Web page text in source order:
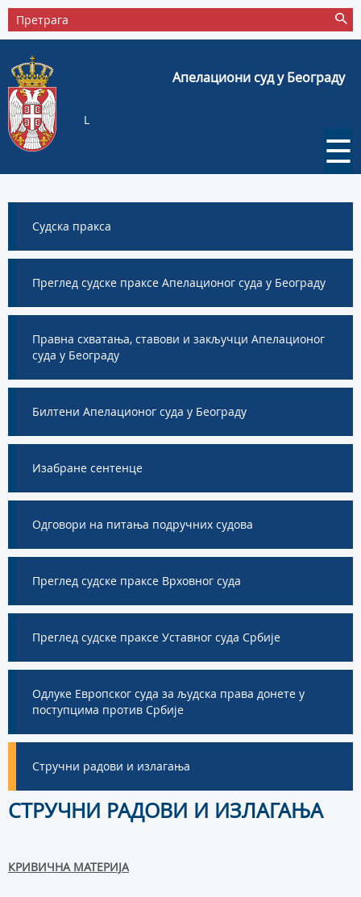
Апелациони суд у Београду
L
☰
Судска пракса
Преглед судске праксе Апелационог суда у Београду
Правна схватања, ставови и закључци Апелационог
суда у Београду
Билтени Апелационог суда у Београду
Изабране сентенце
Одговори на питања подручних судова
Преглед судске праксе Врховног суда
Преглед судске праксе Уставног суда Србије
Одлуке Европског суда за људска права донете у
поступцима против Србије
Стручни радови и излагања
СТРУЧНИ РАДОВИ И ИЗЛАГАЊА
КРИВИЧНА МАТЕРИЈА